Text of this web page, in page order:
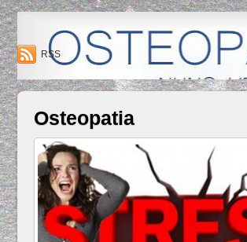
Osteopatia Nuno Verissimo - Osteopatia Amadora - Lisboa
RSS
Osteopatia